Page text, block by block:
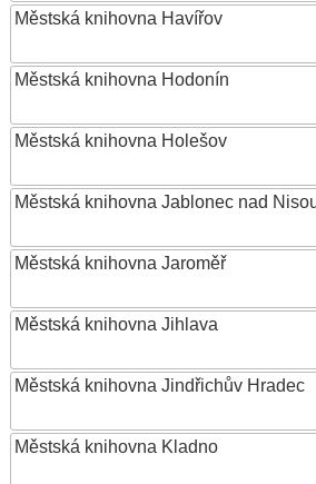
Městská knihovna Havířov
Městská knihovna Hodonín
Městská knihovna Holešov
Městská knihovna Jablonec nad
Městská knihovna Jaroměř
Městská knihovna Jihlava
Městská knihovna Jindřichův Hradec
Městská knihovna Kladno